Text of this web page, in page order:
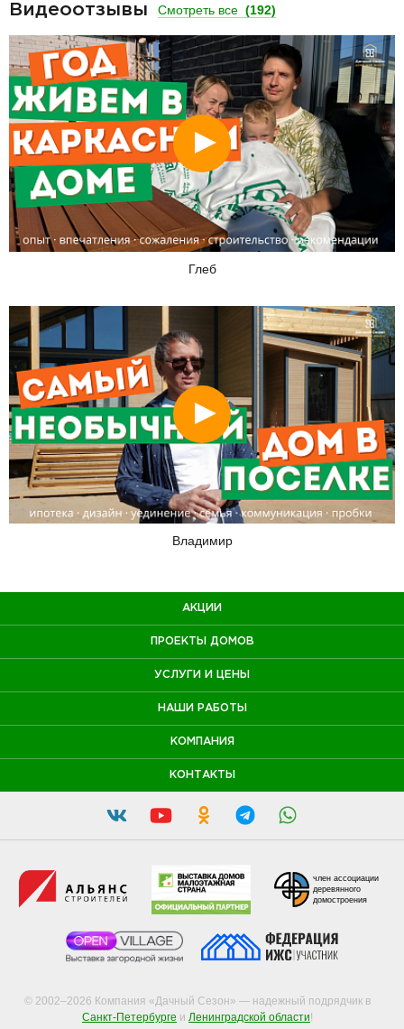
Видеоотзывы Смотреть все (192)
Смотреть
Глеб
Смотреть
Владимир
АКЦИИ
ПРОЕКТЫ ДОМОВ
УСЛУГИ И ЦЕНЫ
НАШИ РАБОТЫ
КОМПАНИЯ
КОНТАКТЫ
© 2002–2026 Компания «Дачный Сезон» — надежный подрядчик в
Санкт-Петербурге и Ленинградской области!
член ассоциации
деревянного
домостроения